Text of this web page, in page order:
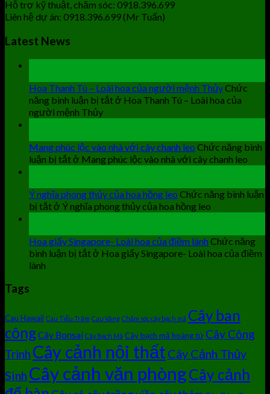
Hỗ trợ kỹ thuật, chăm sóc: 0918.396.699
Liên hệ dự án: 0918.396.699 (Mr Tuấn)
Latest News
Hoa Thanh Tú – Loài hoa của người mệnh ThủyChức
năng bình luận bị tắtở Hoa Thanh Tú – Loài hoa của
người mệnh Thủy
Mang phúc lộc vào nhà với cây chanh leoChức năng bình
luận bị tắtở Mang phúc lộc vào nhà với cây chanh leo
Ý nghĩa phong thủy của hoa hồng leoChức năng bình luận
bị tắtở Ý nghĩa phong thủy của hoa hồng leo
Hoa giấy Singapore- Loài hoa của điềm lànhChức năng
bình luận bị tắtở Hoa giấy Singapore- Loài hoa của điềm
lành
Tags
Cau Hawaii Cau Tiểu Trâm Cau Vàng Chăm sóc cây bạch mã Cây ban
côngCây Bonsai Cây Bạch Mã Cây bạch mã hoàng tử Cây Công
Trình Cây cảnh nội thấtCây Cảnh Thủy
Sinh Cây cảnh văn phòngCây cảnh